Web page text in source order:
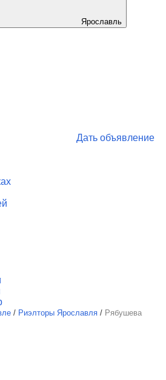
Ярославль
Дать объявление
/ Риэлторы Ярославля / Рябушева